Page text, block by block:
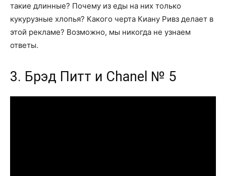
такие длинные? Почему из еды на них только
кукурузные хлопья? Какого черта Киану Ривз делает в
этой рекламе? Возможно, мы никогда не узнаем
ответы.
3. Брэд Питт и Chanel № 5